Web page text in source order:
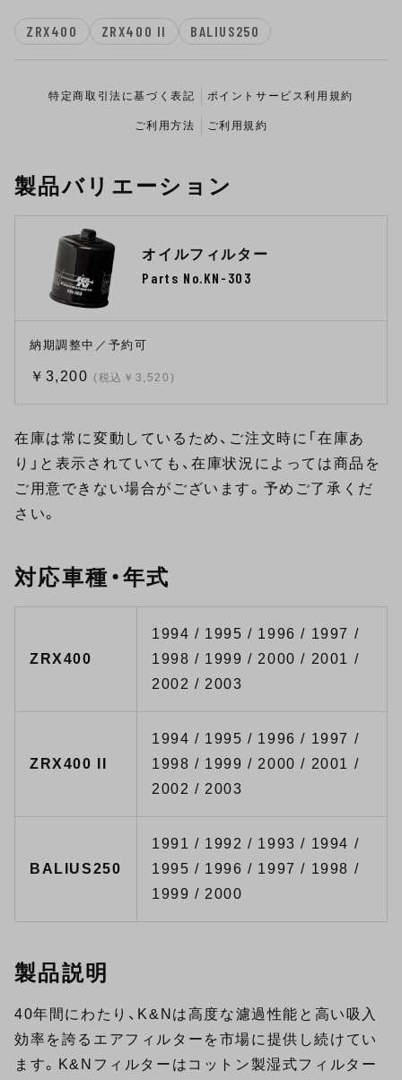
ZRX400 ZRX400 II BALIUS250
特定商取引法に基づく表記 ポイントサービス利用規約
ご利用方法 ご利用規約
製品バリエーション
オイルフィルター
Parts No.KN-303
納期調整中／予約可
￥3,200 (税込￥3,520)
在庫は常に変動しているため、ご注文時に「在庫あ
り」と表示されていても、在庫状況によっては商品を
ご用意できない場合がございます。予めご了承くだ
さい。
対応車種・年式
ZRX400
1994 / 1995 / 1996 / 1997 /
1998 / 1999 / 2000 / 2001 /
2002 / 2003
ZRX400 II
1994 / 1995 / 1996 / 1997 /
1998 / 1999 / 2000 / 2001 /
2002 / 2003
BALIUS250
1991 / 1992 / 1993 / 1994 /
1995 / 1996 / 1997 / 1998 /
1999 / 2000
製品説明
40年間にわたり、K&Nは高度な濾過性能と高い吸入
効率を誇るエアフィルターを市場に提供し続けてい
ます。K&Nフィルターはコットン製湿式フィルター